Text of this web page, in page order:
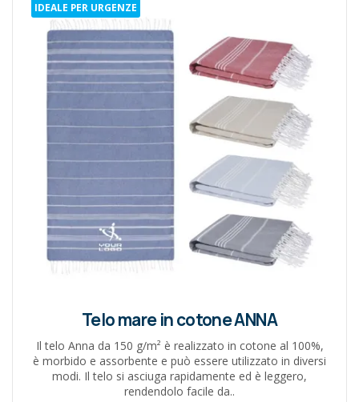
IDEALE PER URGENZE
Telo mare in cotone ANNA
Il telo Anna da 150 g/m² è realizzato in cotone al 100%,
è morbido e assorbente e può essere utilizzato in diversi
modi. Il telo si asciuga rapidamente ed è leggero,
rendendolo facile da..